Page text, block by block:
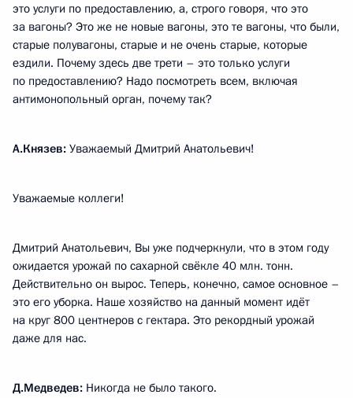
это услуги по предоставлению, а, строго говоря, что это
за вагоны? Это же не новые вагоны, это те вагоны, что были,
старые полувагоны, старые и не очень старые, которые
ездили. Почему здесь две трети – это только услуги
по предоставлению? Надо посмотреть всем, включая
антимонопольный орган, почему так?
А.Князев: Уважаемый Дмитрий Анатольевич!
Уважаемые коллеги!
Дмитрий Анатольевич, Вы уже подчеркнули, что в этом году
ожидается урожай по сахарной свёкле 40 млн. тонн.
Действительно он вырос. Теперь, конечно, самое основное –
это его уборка. Наше хозяйство на данный момент идёт
на круг 800 центнеров с гектара. Это рекордный урожай
даже для нас.
Д.Медведев: Никогда не было такого.